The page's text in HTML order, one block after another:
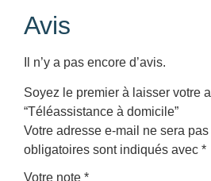
Avis
Il n’y a pas encore d’avis.
Soyez le premier à laisser votre
“Téléassistance à domicile”
Votre adresse e-mail ne sera
obligatoires sont indiqués avec *
Votre note *